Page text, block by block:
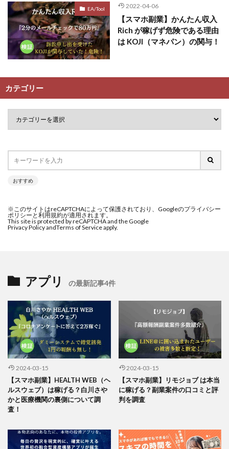
EA/Tool 2022-04-06
【スマホ副業】かんたん収入
Rich が稼げず危険である理由
は KOJI（マネパン）の関与！
カテゴリー
おすすめ
※このサイトはreCAPTCHAによって保護されており、Googleのプライバシー
ポリシーと利用規約が適用されます。
This site is protected by reCAPTCHA and the Google
Privacy Policy andTerms of Service apply.
アプリ の最新記事4件
2024-03-15
【スマホ副業】HEALTH WEB（ヘ
ルスウェブ）は稼げる？白川さや
かと医療機関の裏側について調
査！
2024-03-15
【スマホ副業】リモジョブ は本当
に稼げる？副業案件の口コミと評
判を調査